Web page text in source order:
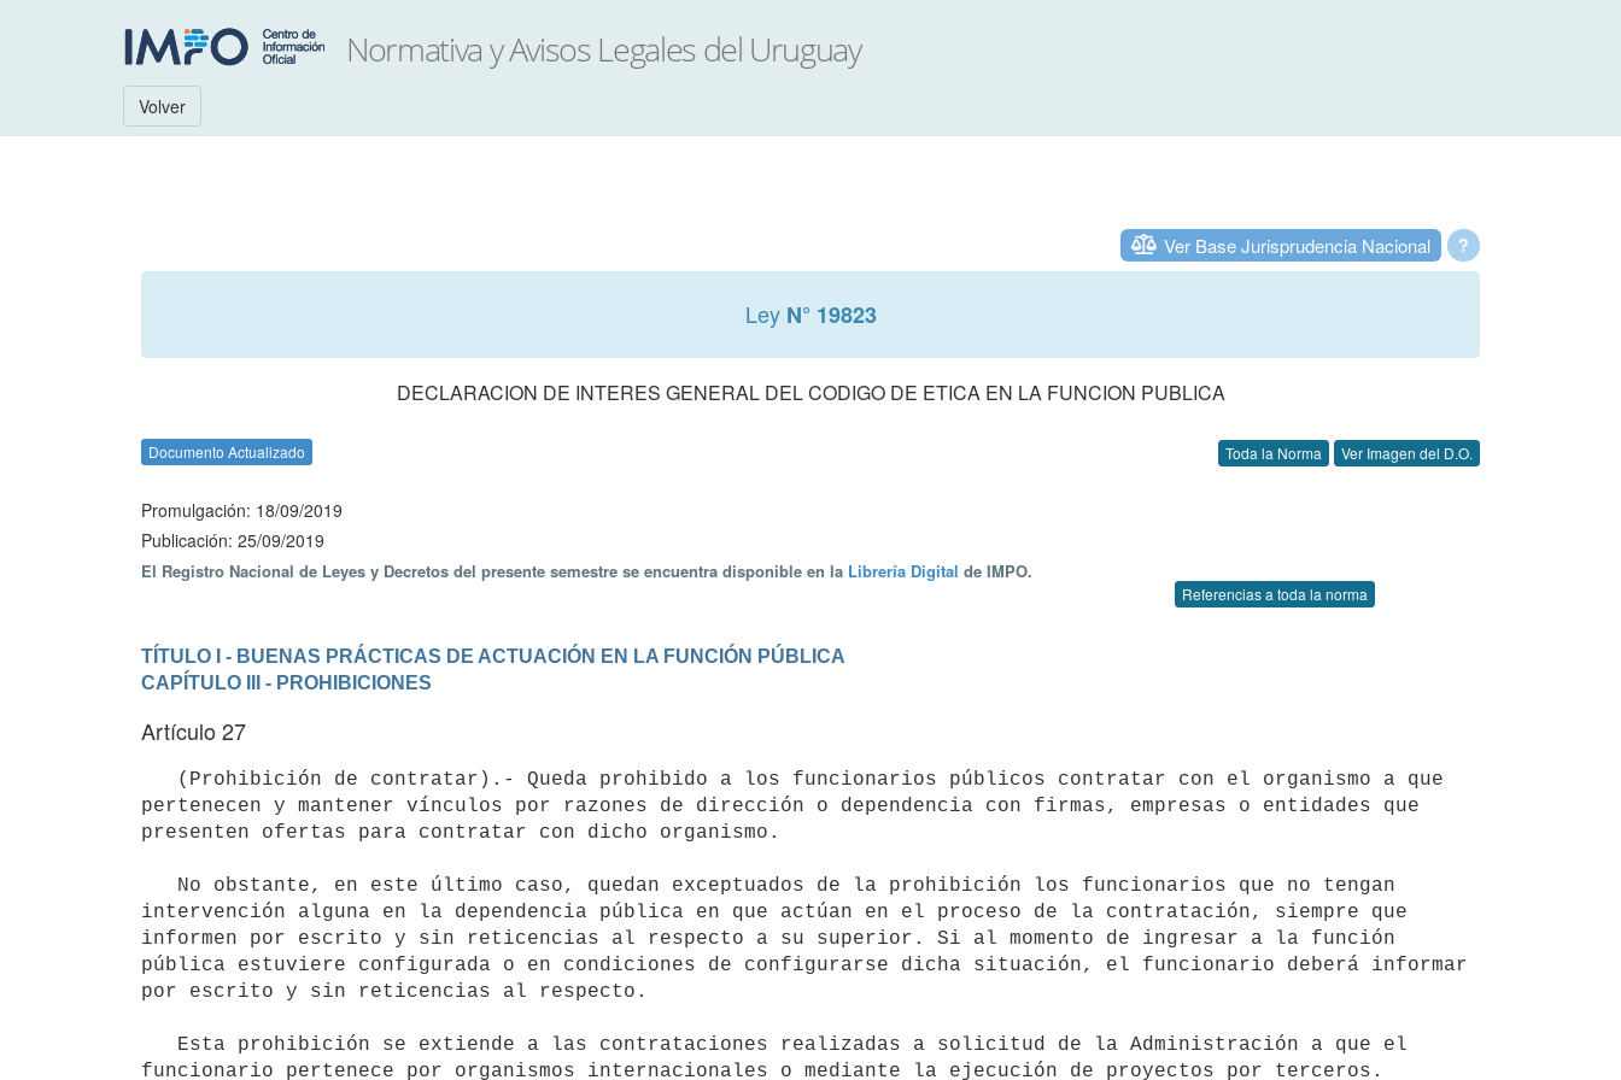
Volver
?
Ver Base Jurisprudencia Nacional
Ley N° 19823
DECLARACION DE INTERES GENERAL DEL CODIGO DE ETICA EN LA FUNCION PUBLICA
Documento Actualizado Toda la Norma Ver Imagen del D.O.
Promulgación: 18/09/2019
Publicación: 25/09/2019
El Registro Nacional de Leyes y Decretos del presente semestre se encuentra disponible en la Librería Digital de IMPO.
Referencias a toda la norma
TÍTULO I - BUENAS PRÁCTICAS DE ACTUACIÓN EN LA FUNCIÓN PÚBLICA
CAPÍTULO III - PROHIBICIONES
Artículo 27
pertenecen y mantener vínculos por razones de dirección o dependencia con firmas, empresas o entidades que
presenten ofertas para contratar con dicho organismo.
intervención alguna en la dependencia pública en que actúan en el proceso de la contratación, siempre que
informen por escrito y sin reticencias al respecto a su superior. Si al momento de ingresar a la función
pública estuviere configurada o en condiciones de configurarse dicha situación, el funcionario deberá informar
por escrito y sin reticencias al respecto.
funcionario pertenece por organismos internacionales o mediante la ejecución de proyectos por terceros.